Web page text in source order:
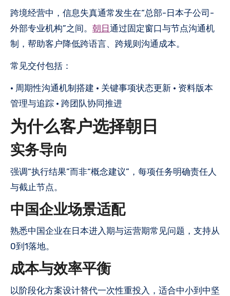
跨境经营中，信息失真通常发生在“总部-日本子公司-
外部专业机构”之间。 朝日通过固定窗口与节点沟通机
制，帮助客户降低跨语言、跨规则沟通成本。
常见交付包括：
• 周期性沟通机制搭建 • 关键事项状态更新 • 资料版本
管理与追踪 • 跨团队协同推进
为什么客户选择朝日
实务导向
强调“执行结果”而非“概念建议”，每项任务明确责任人
与截止节点。
中国企业场景适配
熟悉中国企业在日本进入期与运营期常见问题，支持从
0到1落地。
成本与效率平衡
以阶段化方案设计替代一次性重投入，适合中小到中坚